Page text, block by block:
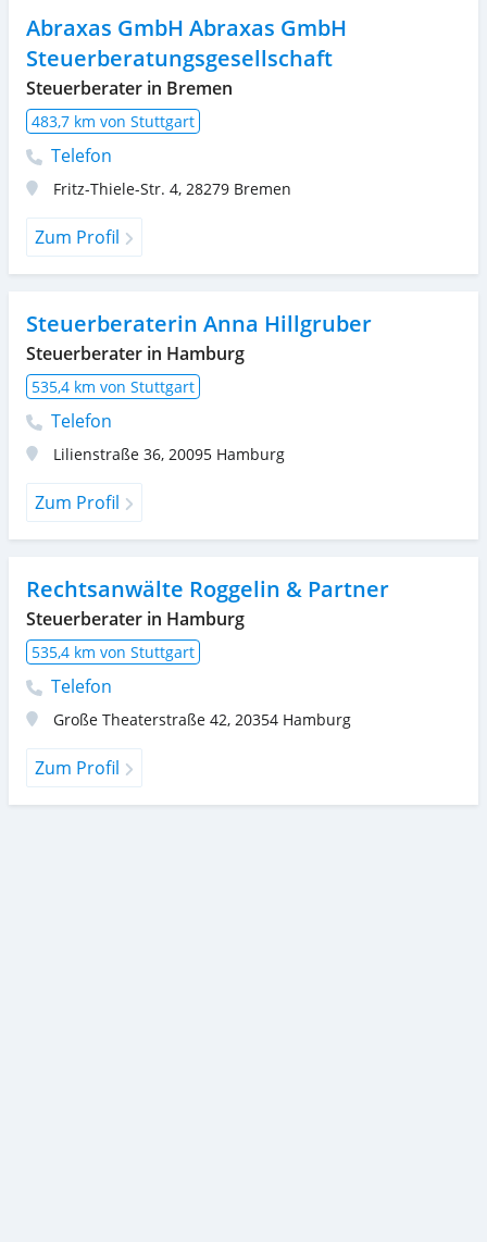
Abraxas GmbH Abraxas GmbH
Steuerberatungsgesellschaft
Steuerberater in Bremen
483,7 km von Stuttgart
Telefon
Fritz-Thiele-Str. 4, 28279 Bremen
Zum Profil
Steuerberaterin Anna Hillgruber
Steuerberater in Hamburg
535,4 km von Stuttgart
Telefon
Lilienstraße 36, 20095 Hamburg
Zum Profil
Rechtsanwälte Roggelin & Partner
Steuerberater in Hamburg
535,4 km von Stuttgart
Telefon
Große Theaterstraße 42, 20354 Hamburg
Zum Profil